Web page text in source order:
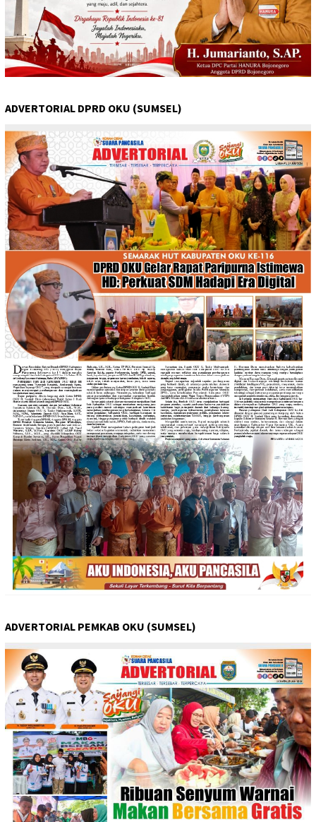
ADVERTORIAL DPRD OKU (SUMSEL)
ADVERTORIAL PEMKAB OKU (SUMSEL)